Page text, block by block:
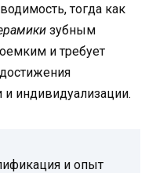
тогда как
зубным
и требует
и индивидуализации.
и опыт